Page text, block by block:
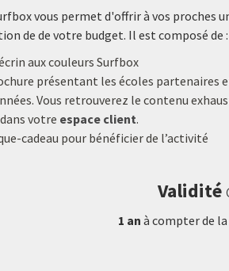
vous permet d'offrir à vos proches
de de votre budget. Il est composé de :
aux couleurs Surfbox
présentant les écoles partenaires
Vous retrouverez le contenu
votre espace client.
cadeau pour bénéficier de l’activité
Validité
1 an à compter de